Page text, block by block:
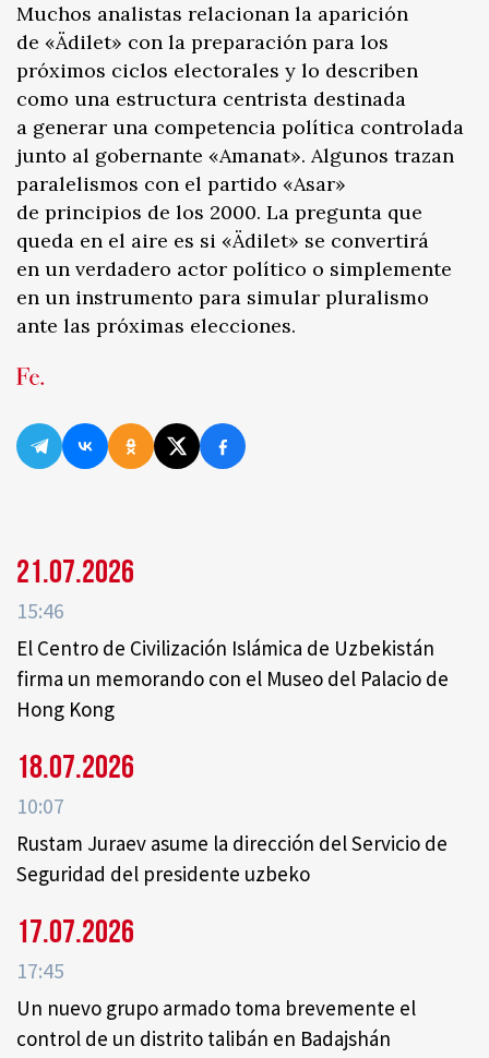
Muchos analistas relacionan la aparición
de «Ädilet» con la preparación para los
próximos ciclos electorales y lo describen
como una estructura centrista destinada
a generar una competencia política controlada
junto al gobernante «Amanat». Algunos trazan
paralelismos con el partido «Asar»
de principios de los 2000. La pregunta que
queda en el aire es si «Ädilet» se convertirá
en un verdadero actor político o simplemente
en un instrumento para simular pluralismo
ante las próximas elecciones.
21.07.2026
15:46
El Centro de Civilización Islámica de Uzbekistán
firma un memorando con el Museo del Palacio de
Hong Kong
18.07.2026
10:07
Rustam Juraev asume la dirección del Servicio de
Seguridad del presidente uzbeko
17.07.2026
17:45
Un nuevo grupo armado toma brevemente el
control de un distrito talibán en Badajshán